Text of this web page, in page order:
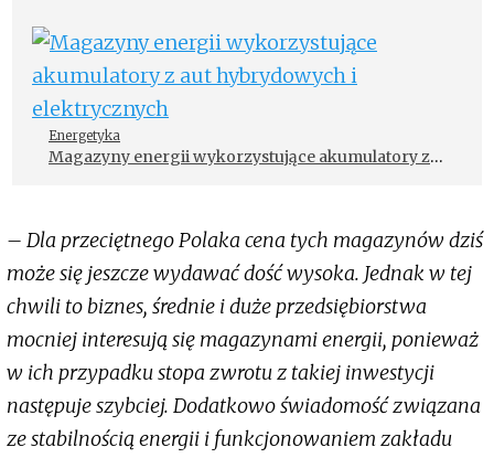
Energetyka
Magazyny energii wykorzystujące akumulatory z
– Dla przeciętnego Polaka cena tych magazynów dziś
może się jeszcze wydawać dość wysoka. Jednak w tej
chwili to biznes, średnie i duże przedsiębiorstwa
mocniej interesują się magazynami energii, ponieważ
w ich przypadku stopa zwrotu z takiej inwestycji
następuje szybciej. Dodatkowo świadomość związana
ze stabilnością energii i funkcjonowaniem zakładu